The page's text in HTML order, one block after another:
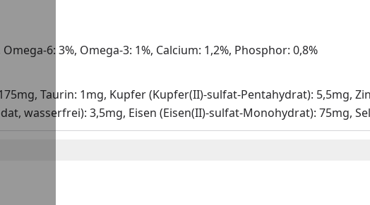
6: 3%, Omega-3: 1%, Calcium: 1,2%, Phosphor: 0,8%
Taurin: 1mg, Kupfer (Kupfer(II)-sulfat-Pentahydrat): 5,5mg,
wasserfrei): 3,5mg, Eisen (Eisen(II)-sulfat-Monohydrat): 75mg,